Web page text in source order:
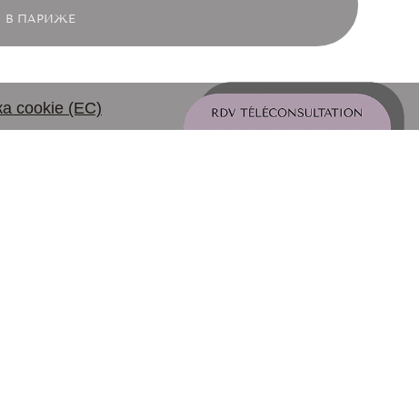
В ПАРИЖЕ
cookie (ЕС)